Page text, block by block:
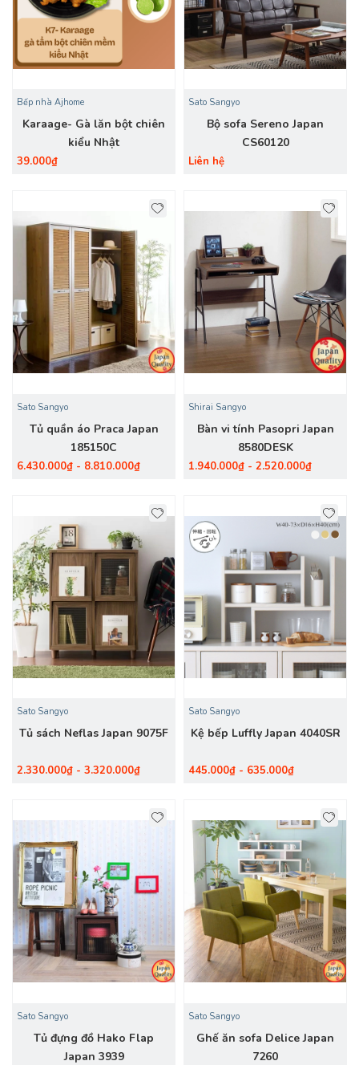
Bếp nhà Ajhome
Karaage- Gà lăn bột chiên
kiểu Nhật
39.000₫
Sato Sangyo
Bộ sofa Sereno Japan
CS60120
Liên hệ
Sato Sangyo
Tủ quần áo Praca Japan
185150C
6.430.000₫ - 8.810.000₫
Shirai Sangyo
Bàn vi tính Pasopri Japan
8580DESK
1.940.000₫ - 2.520.000₫
Sato Sangyo
Tủ sách Neflas Japan 9075F
2.330.000₫ - 3.320.000₫
Sato Sangyo
Kệ bếp Luffly Japan 4040SR
445.000₫ - 635.000₫
Sato Sangyo
Tủ đựng đồ Hako Flap
Japan 3939
Sato Sangyo
Ghế ăn sofa Delice Japan
7260